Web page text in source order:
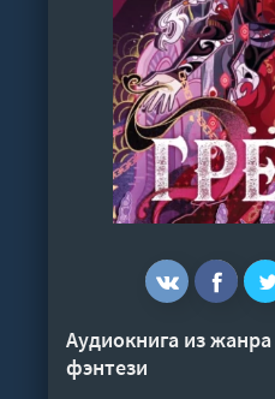
Аудиокнига из жанра
фэнтези